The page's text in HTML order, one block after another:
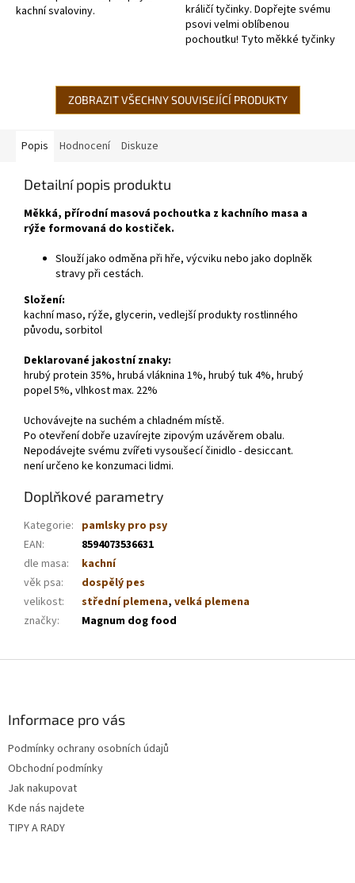
kachní svaloviny.
králičí tyčinky. Dopřejte svému
psovi velmi oblíbenou
pochoutku! Tyto měkké tyčinky
kterou si...
ZOBRAZIT VŠECHNY SOUVISEJÍCÍ PRODUKTY
Popis Hodnocení Diskuze
Detailní popis produktu
Měkká, přírodní masová pochoutka z kachního masa a
rýže formovaná do kostiček.
Slouží jako odměna při hře, výcviku nebo jako doplněk
stravy při cestách.
Složení:
kachní maso, rýže, glycerin, vedlejší produkty rostlinného
původu, sorbitol
Deklarované jakostní znaky:
hrubý protein 35%, hrubá vláknina 1%, hrubý tuk 4%, hrubý
popel 5%, vlhkost max. 22%
Uchovávejte na suchém a chladném místě.
Po otevření dobře uzavírejte zipovým uzávěrem obalu.
Nepodávejte svému zvířeti vysoušecí činidlo - desiccant.
není určeno ke konzumaci lidmi.
Doplňkové parametry
Kategorie: pamlsky pro psy
EAN:
8594073536631
dle masa:
kachní
věk psa:
dospělý pes
velikost: střední plemena, velká plemena
značky: Magnum dog food
Informace pro vás
Podmínky ochrany osobních údajů
Obchodní podmínky
Jak nakupovat
Kde nás najdete
TIPY A RADY